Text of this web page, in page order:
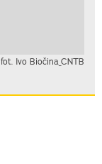
fot. Ivo Biočina_CNTB